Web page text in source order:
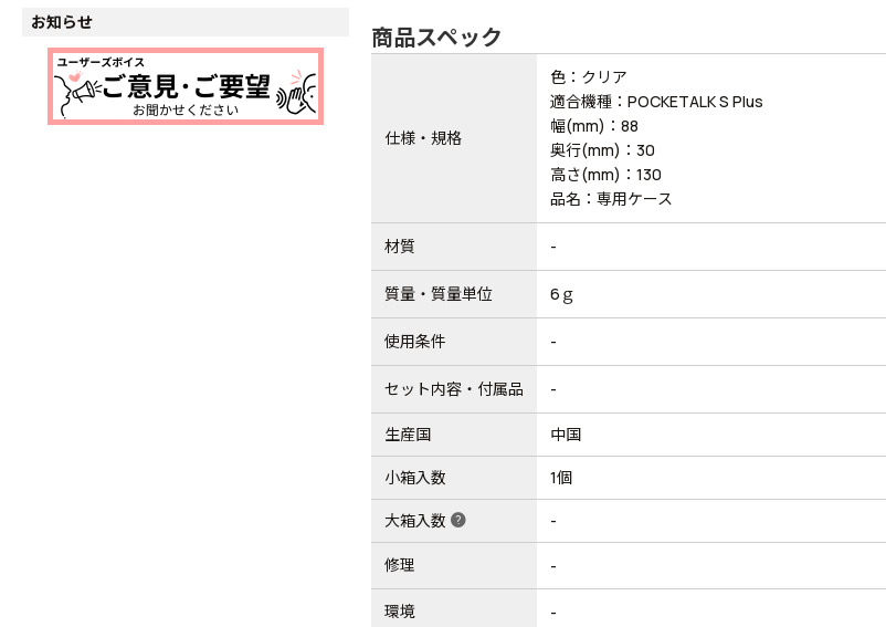
お知らせ 商品スペック
仕様・規格
色：クリア
適合機種：POCKETALK S Plus
幅(mm)：88
奥行(mm)：30
高さ(mm)：130
品名：専用ケース
材質 -
質量・質量単位 6ｇ
使用条件 -
セット内容・付属品 -
生産国 中国
小箱入数 1個
大箱入数 help -
修理 -
環境 -